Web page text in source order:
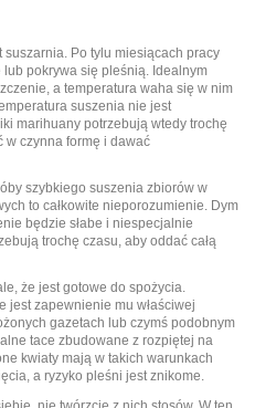
Po tylu miesiącach pracy
lub pokrywa się pleśnią. Idealnym
a temperatura waha się w nim
suszenia nie jest
marihuany potrzebują wtedy trochę
w czynna formę i dawać
szybkiego suszenia zbiorów w
to całkowite nieporozumienie. Dym
będzie słabe i niespecjalnie
trochę czasu, aby oddać całą
że jest gotowe do spożycia.
jest zapewnienie mu właściwej
gazetach lub czymś podobnym
tace zbudowane z rozpiętej na
kwiaty mają w takich warunkach
a ryzyko pleśni jest znikome.